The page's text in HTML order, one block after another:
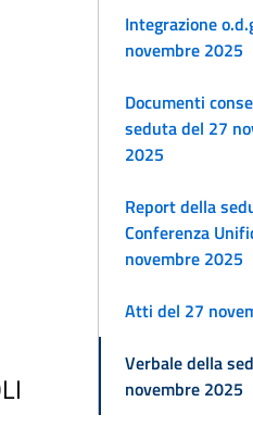
Integrazione
novembre 2025
Documenti
seduta del 27
2025
Report della
Conferenza
novembre 2025
Atti del 27
Verbale della
novembre 2025